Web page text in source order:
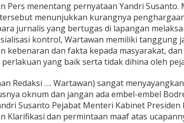
Pers menentang pernyataan Yandri Susanto.
menunjukkan kurangnya
jurnalis yang bertugas di lapangan
kontrol, Wartawan memiliki tanggung
kebenaran dan fakta kepada masyarakat,
yang baik serta tidak dihina oleh
Redaksi …. Wartawan) sangat
oknum dan jangan ada embel-embel
Susanto Pejabat Menteri Kabinet
Klarifikasi dan permintaan maaf atas